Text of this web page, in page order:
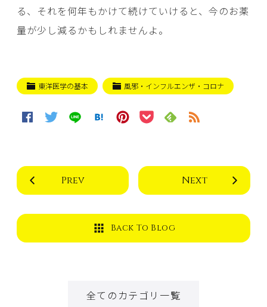
る、それを何年もかけて続けていけると、今のお薬
量が少し減るかもしれませんよ。
東洋医学の基本 風邪・インフルエンザ・コロナ
Prev Next
Back To Blog
全てのカテゴリ一覧